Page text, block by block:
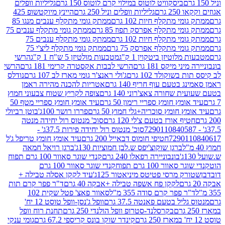
ביסקוויט לוטוס במילוי קרם לוטוס 150 גרם
גליליות וופלים
גרם
גליליות וופלים וניל 250 גרם
היינץ מיוקטשופ 425
מתקלף חיות 102 גרם
ממתק גומי מתקלף ענבים מנגו 85
מתקלף אפרסק תפוז 85 גרם
ממתק גומי מתקלף ענבים 75
מתקלף חיות 102 גרם
ממתק גומי מתקלף ענבים 75
מתקלף אפרסק 75 גרם
ממתק גומי מתקלף ליצ'י 75
ביטקוין 1 ק"ג
מטבעות מולטיזן 5 ש"ח 1 ק"ג
הרשי
מיקס 181 גרם
הרשי לבבות אקסטרה קרימי 181 גרם
הרשי
102 גרם
ג'ולי ראנצ'ר גומי מארז לב 107 גרם
נודלס
עוף חריף 140 גרם
אטריות להכנה מהירה ראמן
שחורה צאצ'רוני 140 גרם
צופה לקריץ שטוח צבעוני חמוץ
חומץ ספריי רימון 50 גרם
עיד אומץ חומץ ספריי מטף 50
חומץ סוכריה+גלי חמוץ 50 גרם
פררו רושר 100ג'
בוטן רביולי
אורז בטעם צ'לי 120 גרם
סוכ' מנטוס רול יחידה מנטה
סוכ' מנטוס רול יחידה פירות 37.5ג' -
חטיפי חומוס דבאייל 200 גרם
עיד אומץ חומץ טריפל ג'ל
ברגן שוקוצ'יפס ש.לבן חמוציות 130ג'
ברגן רויאל חמאה
בונבוניירה רפאלו 240 גרם
קנדי שוגר סאוור 100 גרם תפוח
100 גרם תפוח
קנדי שוגר סאוור 100 גרם
מרסי פטיטס מיניאטור 125ג'
עיד לקקן אסלה טבילה +
לקקן פח אשפה טבילה +אבקה 40 גרם
ד"ר פפר קרם תות
פפר קרם סודה 355 מ"ל
סאוור פאצ' פטל שקית 102
בטעם פאנטה 37.5 גרם
וופל ג'נסן-וופל טוסט 12 יח'
בקרסלנד-סטרופ וופל הולנדי 250 גרם
תחנת רוח וופל
קינדר שוקו בונס קריספי 67.2 גרם
גומי ענקי